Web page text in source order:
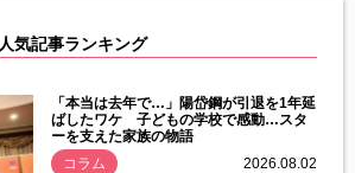
人気記事ランキング
「本当は去年で…」陽岱鋼が引退を1年延
ばしたワケ 子どもの学校で感動…スタ
ーを支えた家族の物語
コラム
2026.08.02